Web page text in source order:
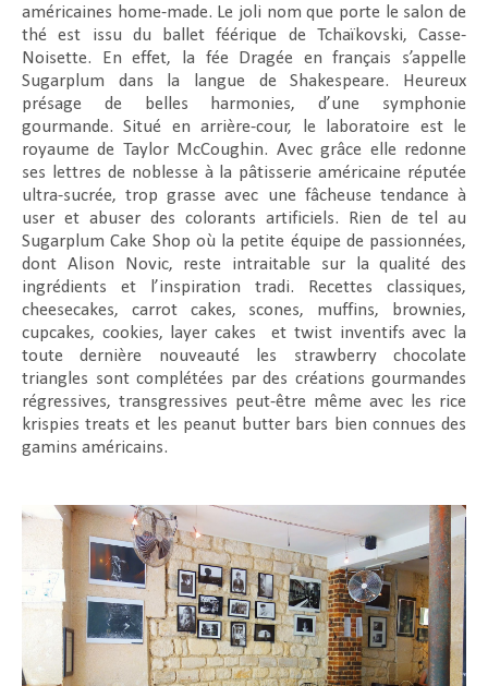
américaines home-made. Le joli nom que porte le salon de
thé est issu du ballet féérique de Tchaïkovski, Casse-
Noisette. En effet, la fée Dragée en français s’appelle
Sugarplum dans la langue de Shakespeare. Heureux
présage de belles harmonies, d’une symphonie
gourmande. Situé en arrière-cour, le laboratoire est le
royaume de Taylor McCoughin. Avec grâce elle redonne
ses lettres de noblesse à la pâtisserie américaine réputée
ultra-sucrée, trop grasse avec une fâcheuse tendance à
user et abuser des colorants artificiels. Rien de tel au
Sugarplum Cake Shop où la petite équipe de passionnées,
dont Alison Novic, reste intraitable sur la qualité des
ingrédients et l’inspiration tradi. Recettes classiques,
cheesecakes, carrot cakes, scones, muffins, brownies,
cupcakes, cookies, layer cakes
et twist inventifs avec la
toute dernière nouveauté les strawberry chocolate
triangles sont complétées par des créations gourmandes
régressives, transgressives peut-être même avec les rice
krispies treats et les peanut butter bars bien connues des
gamins américains.